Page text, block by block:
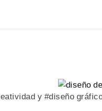
y #diseño